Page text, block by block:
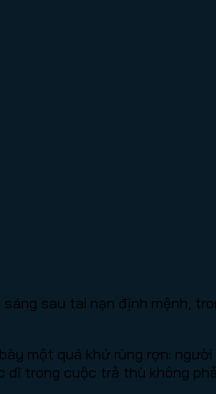
sau tai nạn định mệnh,
một quá khứ rùng rợn:
trong cuộc trả thù không